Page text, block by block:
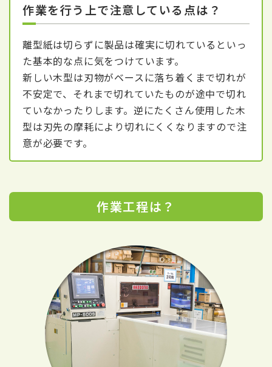
作業を行う上で注意している点は？
離型紙は切らずに製品は確実に切れているといっ
た基本的な点に気をつけています。
新しい木型は刃物がベースに落ち着くまで切れが
不安定で、それまで切れていたものが途中で切れ
ていなかったりします。逆にたくさん使用した木
型は刃先の摩耗により切れにくくなりますので注
意が必要です。
作業工程は？